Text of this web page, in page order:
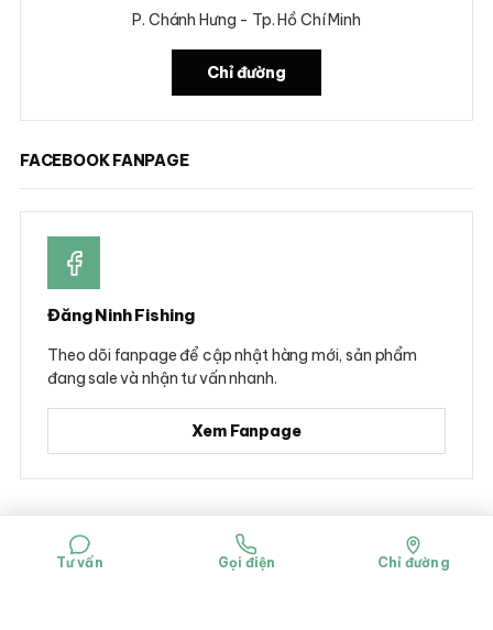
P. Chánh Hưng - Tp. Hồ Chí Minh
Chỉ đường
FACEBOOK FANPAGE
Đăng Ninh Fishing
Theo dõi fanpage để cập nhật hàng mới, sản phẩm
đang sale và nhận tư vấn nhanh.
Xem Fanpage
© 2026 Đăng Ninh Fishing - Hộ kinh doanh Dụng cụ câu cá Đăng Ninh
Mã số đăng ký kinh doanh: 0314781322